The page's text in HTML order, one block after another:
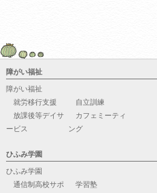
障がい福祉
障がい福祉
就労移行支援
自立訓練
放課後等デイサ
ービス
カフェミーティ
ング
ひふみ学園
ひふみ学園
通信制高校サポ
学習塾